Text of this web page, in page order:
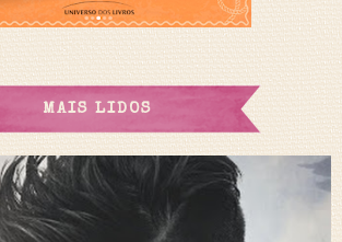
MAIS LIDOS